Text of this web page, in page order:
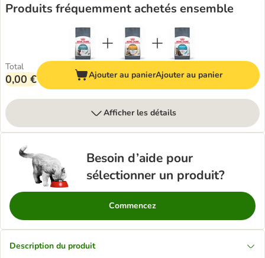
Produits fréquemment achetés ensemble
Total
0,00 € Ajouter au panierAjouter au panier
Afficher les détails
Besoin d’aide pour
sélectionner un produit?
Commencez
Description du produit